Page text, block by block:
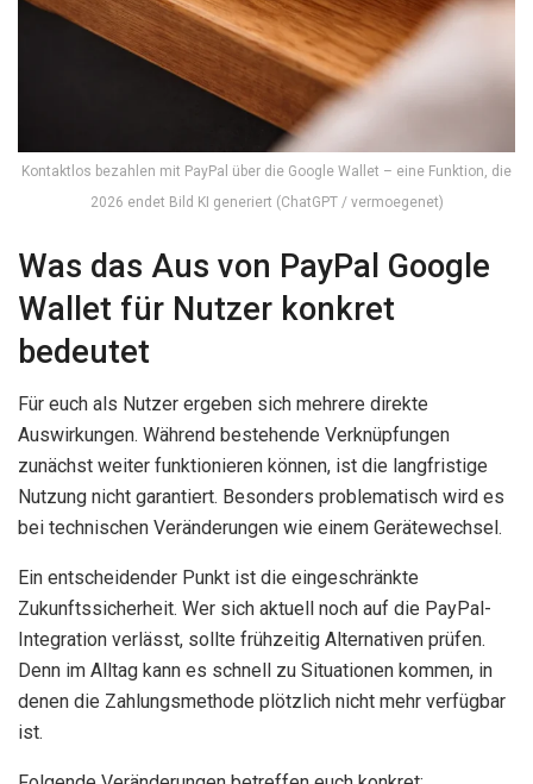
Kontaktlos bezahlen mit PayPal über die Google Wallet – eine Funktion, die
2026 endet Bild KI generiert (ChatGPT / vermoegenet)
Was das Aus von PayPal Google
Wallet für Nutzer konkret
bedeutet
Für euch als Nutzer ergeben sich mehrere direkte
Auswirkungen. Während bestehende Verknüpfungen
zunächst weiter funktionieren können, ist die langfristige
Nutzung nicht garantiert. Besonders problematisch wird es
bei technischen Veränderungen wie einem Gerätewechsel.
Ein entscheidender Punkt ist die eingeschränkte
Zukunftssicherheit. Wer sich aktuell noch auf die PayPal-
Integration verlässt, sollte frühzeitig Alternativen prüfen.
Denn im Alltag kann es schnell zu Situationen kommen, in
denen die Zahlungsmethode plötzlich nicht mehr verfügbar
ist.